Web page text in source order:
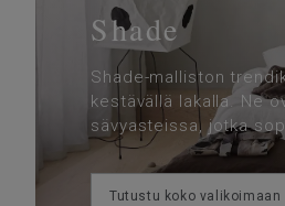
Shade
Shade-malliston
kestävällä lakalla. Ne
sävyasteissa, jotka
Tutustu koko valikoimaan